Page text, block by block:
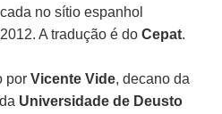
no sítio espanhol
A tradução é doCepat.
porVicente Vide, decano da
Universidade de Deusto